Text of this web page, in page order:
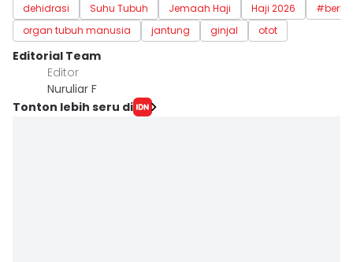
dehidrasi Suhu Tubuh Jemaah Haji Haji 2026
organ tubuh manusia
jantung ginjal otot
Editorial Team
Editor
Nuruliar F
Tonton lebih seru di